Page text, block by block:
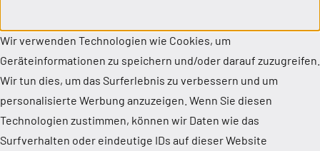
Wir verwenden Technologien wie Cookies, um
Geräteinformationen zu speichern und/oder darauf zuzugreifen.
Wir tun dies, um das Surferlebnis zu verbessern und um
personalisierte Werbung anzuzeigen. Wenn Sie diesen
Technologien zustimmen, können wir Daten wie das
Surfverhalten oder eindeutige IDs auf dieser Website